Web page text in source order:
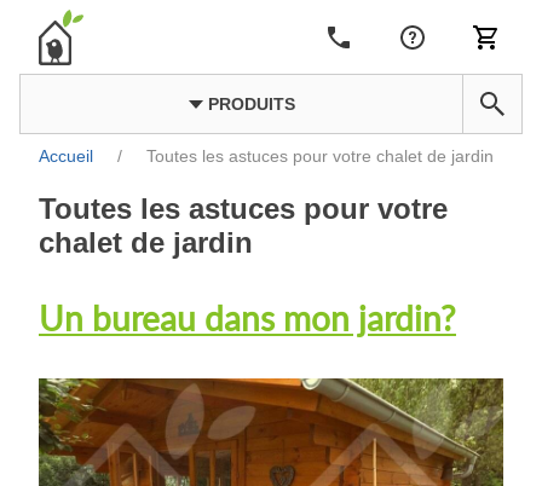
PRODUITS
Accueil / Toutes les astuces pour votre chalet de jardin
Toutes les astuces pour votre
chalet de jardin
Un bureau dans mon jardin?